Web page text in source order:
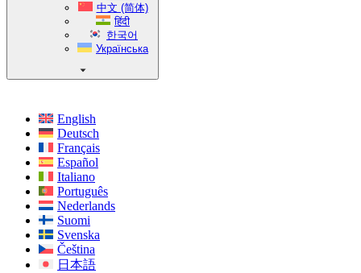
中文 (简体)
हिंदी
한국어
Українська
English
Deutsch
Français
Español
Italiano
Português
Nederlands
Suomi
Svenska
Čeština
日本語